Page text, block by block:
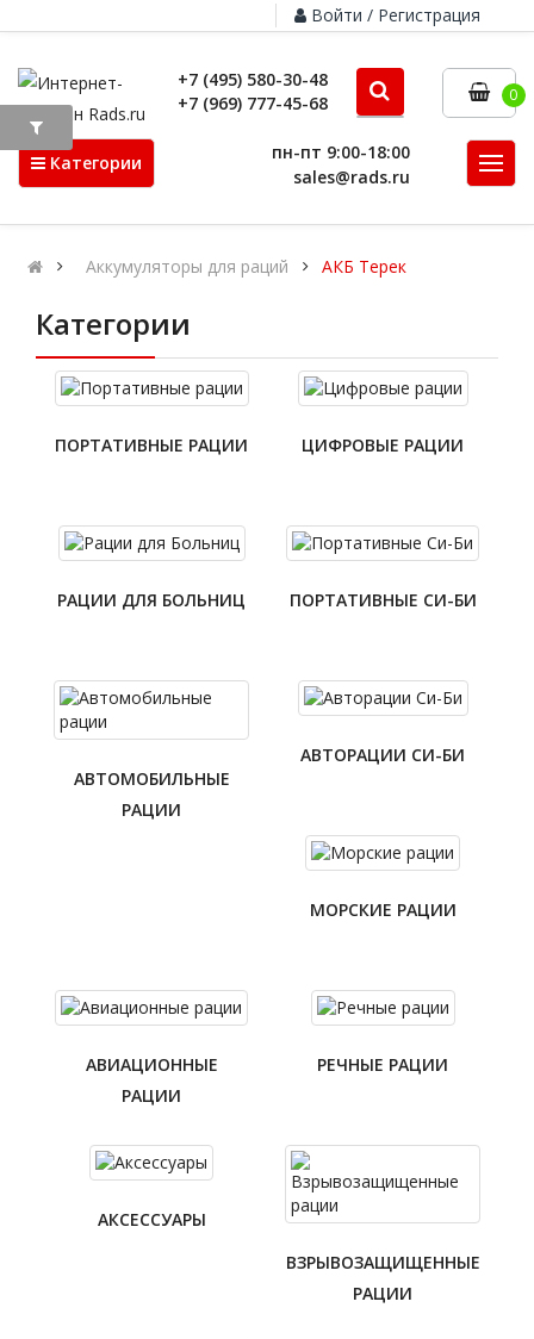
Войти / Регистрация
+7 (495) 580-30-48
+7 (969) 777-45-68
0
Категории
пн-пт 9:00-18:00
sales@rads.ru
Аккумуляторы для раций АКБ Терек
Категории
ПОРТАТИВНЫЕ РАЦИИ ЦИФРОВЫЕ РАЦИИ
РАЦИИ ДЛЯ БОЛЬНИЦ ПОРТАТИВНЫЕ СИ-БИ
АВТОМОБИЛЬНЫЕ
РАЦИИ
АВТОРАЦИИ СИ-БИ
МОРСКИЕ РАЦИИ
АВИАЦИОННЫЕ
РАЦИИ
РЕЧНЫЕ РАЦИИ
АКСЕССУАРЫ
ВЗРЫВОЗАЩИЩЕННЫЕ
РАЦИИ